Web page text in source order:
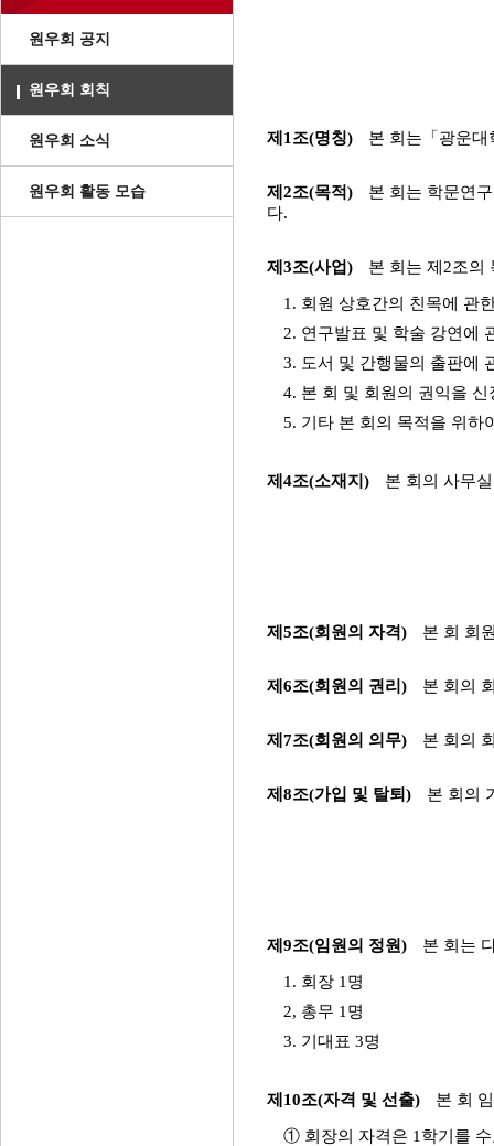
원우회 공지
원우회 회칙
원우회 소식
원우회 활동 모습
제1조(명칭) 본 회는「광운
제2조(목적)
본 회는 학문연
다.
제3조(사업) 본 회는 제2조의
1. 회원 상호간의 친목에 관
2. 연구발표 및 학술 강연에
3. 도서 및 간행물의 출판에
4. 본 회 및 회원의 권익을
5. 기타 본 회의 목적을 위하
제4조(소재지) 본 회의 사무
제5조(회원의 자격) 본 회 회
제6조(회원의 권리) 본 회의
제7조(회원의 의무) 본 회의
제8조(가입 및 탈퇴) 본 회의
제9조(임원의 정원) 본 회는
1. 회장 1명
2, 총무 1명
3. 기대표 3명
제10조(자격 및 선출) 본 회
① 회장의 자격은 1학기를